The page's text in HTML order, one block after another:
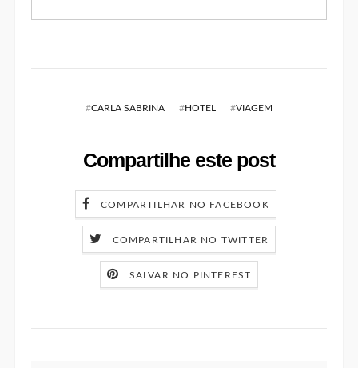
#CARLA SABRINA #HOTEL #VIAGEM
Compartilhe este post
COMPARTILHAR NO FACEBOOK
COMPARTILHAR NO TWITTER
SALVAR NO PINTEREST